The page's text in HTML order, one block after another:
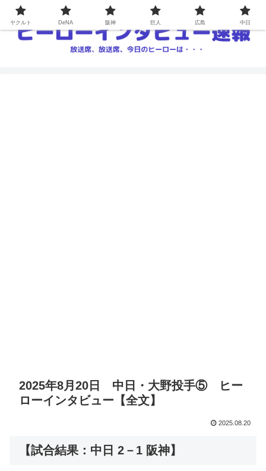
2025年8月20日 中日・大野投手⑤ ヒー
ローインタビュー【全文】
2025.08.20
【試合結果：中日 2－1 阪神】
ヤクルト DeNA 阪神 巨人 広島 中日